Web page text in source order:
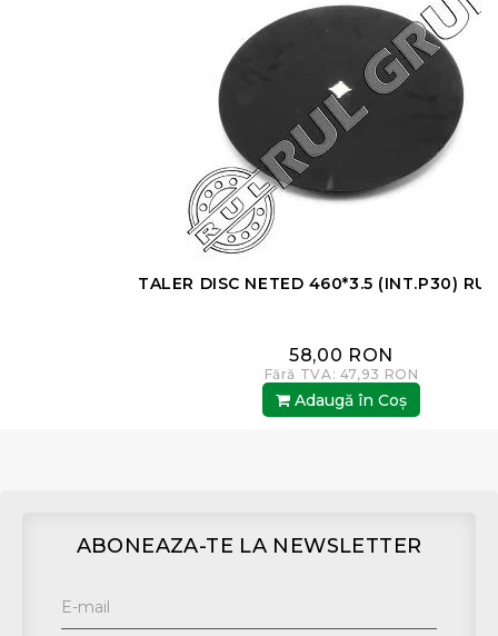
TALER DISC NETED 460*3.5 (INT.P30) RUL ROM
58,00 RON
Fără TVA: 47,93 RON
Adaugă în Coş
ABONEAZA-TE LA NEWSLETTER